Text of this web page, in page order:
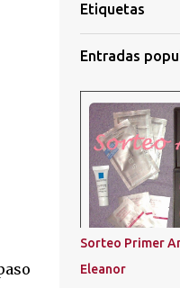
Etiquetas
Entradas
Sorteo Primer
Eleanor